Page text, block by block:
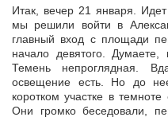
Итак, вечер 21 января.
мы решили войти в
главный вход с площади
начало девятого.
Темень непроглядная.
освещение есть. Но до
коротком участке в
Они громко беседовали,